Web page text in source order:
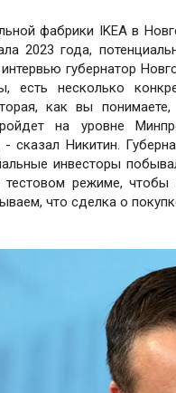
фабрики IKEA в
2023 года,
губернатор
есть несколько
как вы
на уровне
сказал Никитин.
инвесторы
режиме,
что сделка о